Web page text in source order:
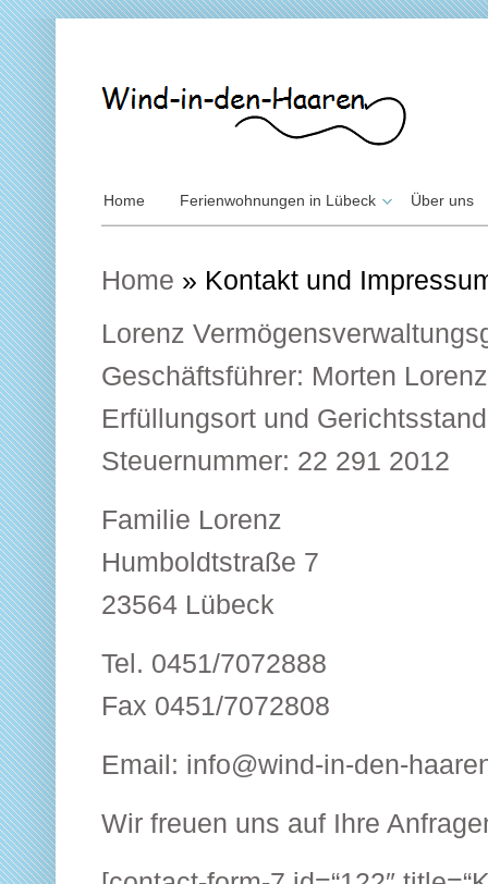
Home Ferienwohnungen in Lübeck Über uns
Home » Kontakt und
Lorenz
Geschäftsführer: Morten
Erfüllungsort und
Steuernummer: 22 291 2012
Familie Lorenz
Humboldtstraße 7
23564 Lübeck
Tel. 0451/7072888
Fax 0451/7072808
Email: info@wind-in-den-
Wir freuen uns auf Ihre